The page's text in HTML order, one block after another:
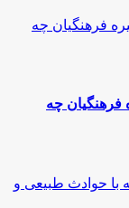
فرهنگیان چه